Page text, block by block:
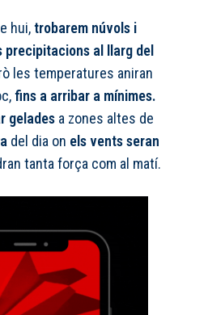
hui,trobarem núvols i
al llarg del
les temperatures aniran
fins a arribar a mínimes.
gelades a zones altes de
del dia on els vents seran
tanta força com al matí.